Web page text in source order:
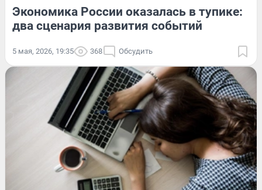
Экономика России оказалась в тупике:
два сценария развития событий
5 мая, 2026, 19:35 368 Обсудить